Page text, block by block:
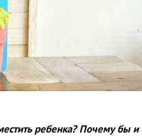
ребенка? Почему бы и